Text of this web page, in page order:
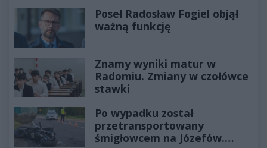
Poseł Radosław Fogiel objął
ważną funkcję
Znamy wyniki matur w
Radomiu. Zmiany w czołówce
stawki
Po wypadku został
przetransportowany
śmigłowcem na Józefów.